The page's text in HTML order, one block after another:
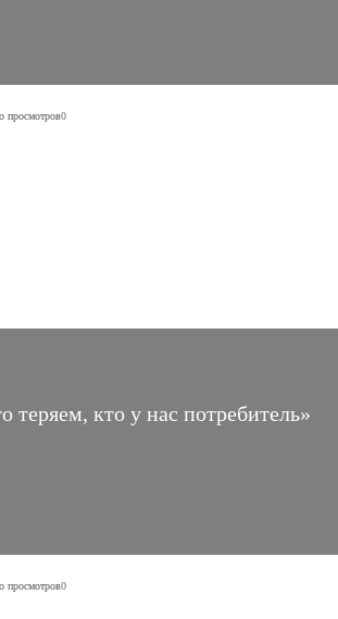
просмотров0
кто у нас потребитель»
просмотров0